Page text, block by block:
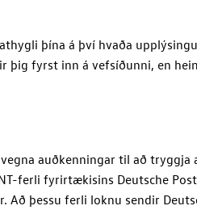
þína á því hvaða
þig fyrst inn á vefsíðunni, en
auðkenningar til að tryggja
ferli fyrirtækisins Deutsche
þessu ferli loknu sendir